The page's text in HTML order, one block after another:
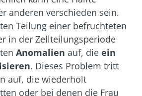
anderen verschieden sein.
Teilung einer befruchteten
in der Zellteilungsperiode
Anomalien auf, die ein
. Dieses Problem tritt
auf, die wiederholt
oder bei denen die Frau